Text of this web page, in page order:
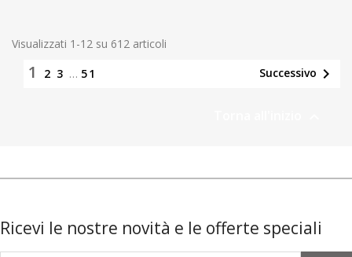
Visualizzati 1-12 su 612 articoli
1 2 3 … 51 Successivo 
Ricevi le nostre novità e le offerte speciali